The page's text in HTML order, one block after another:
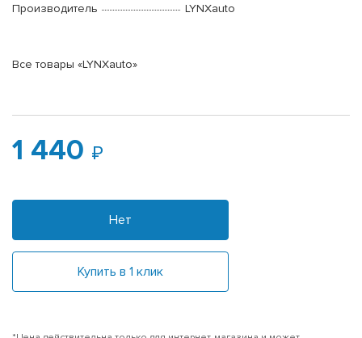
Производитель
LYNXauto
Все товары «LYNXauto»
1 440
Нет
Купить в 1 клик